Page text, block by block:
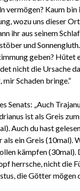
vermögen? Kaum bin
wozu uns dieser
ihr aus seinem
und
geben? Hütet
nicht die Ursache
Schaden bringe.“
„Auch
ist als Greis
Auch du hast
ein Greis (10mal).
kämpfen (30mal).
herrsche, nicht die
die Götter mögen